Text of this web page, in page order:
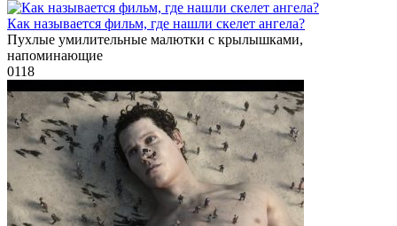
Как называется фильм, где нашли скелет ангела?
Пухлые умилительные малютки с крылышками,
напоминающие
0118